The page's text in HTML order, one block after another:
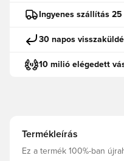
Ingyenes szállítás
30 napos
10 milió elégedett
Termékleírás
Ez a termék 100%-ban